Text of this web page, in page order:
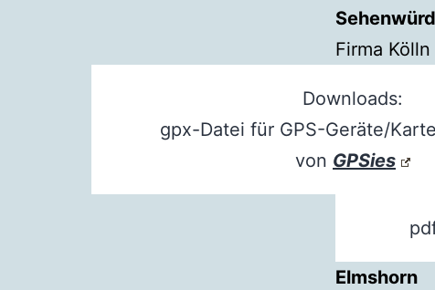
Firma
Downloads:
gpx-Datei für GPS-Geräte/
von GPSies
Elmshorn